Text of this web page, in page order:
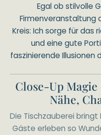
Egal ob stilvolle
Firmenveranstaltung
Kreis: Ich sorge für das
und eine gute
faszinierende Illusionen
Close-Up
Nähe,
Die Tischzauberei bringt
Gäste erleben so